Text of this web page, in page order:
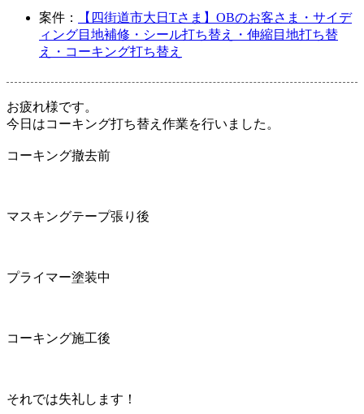
案件：
【四街道市大日Tさま】OBのお客さま・サイデ
ィング目地補修・シール打ち替え・伸縮目地打ち替
え・コーキング打ち替え
お疲れ様です。
今日はコーキング打ち替え作業を行いました。
コーキング撤去前
マスキングテープ張り後
プライマー塗装中
コーキング施工後
それでは失礼します！